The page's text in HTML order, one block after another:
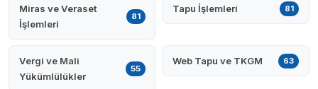
Miras ve Veraset
İşlemleri
81
Tapu İşlemleri 81
Vergi ve Mali
Yükümlülükler
55
Web Tapu ve TKGM 63